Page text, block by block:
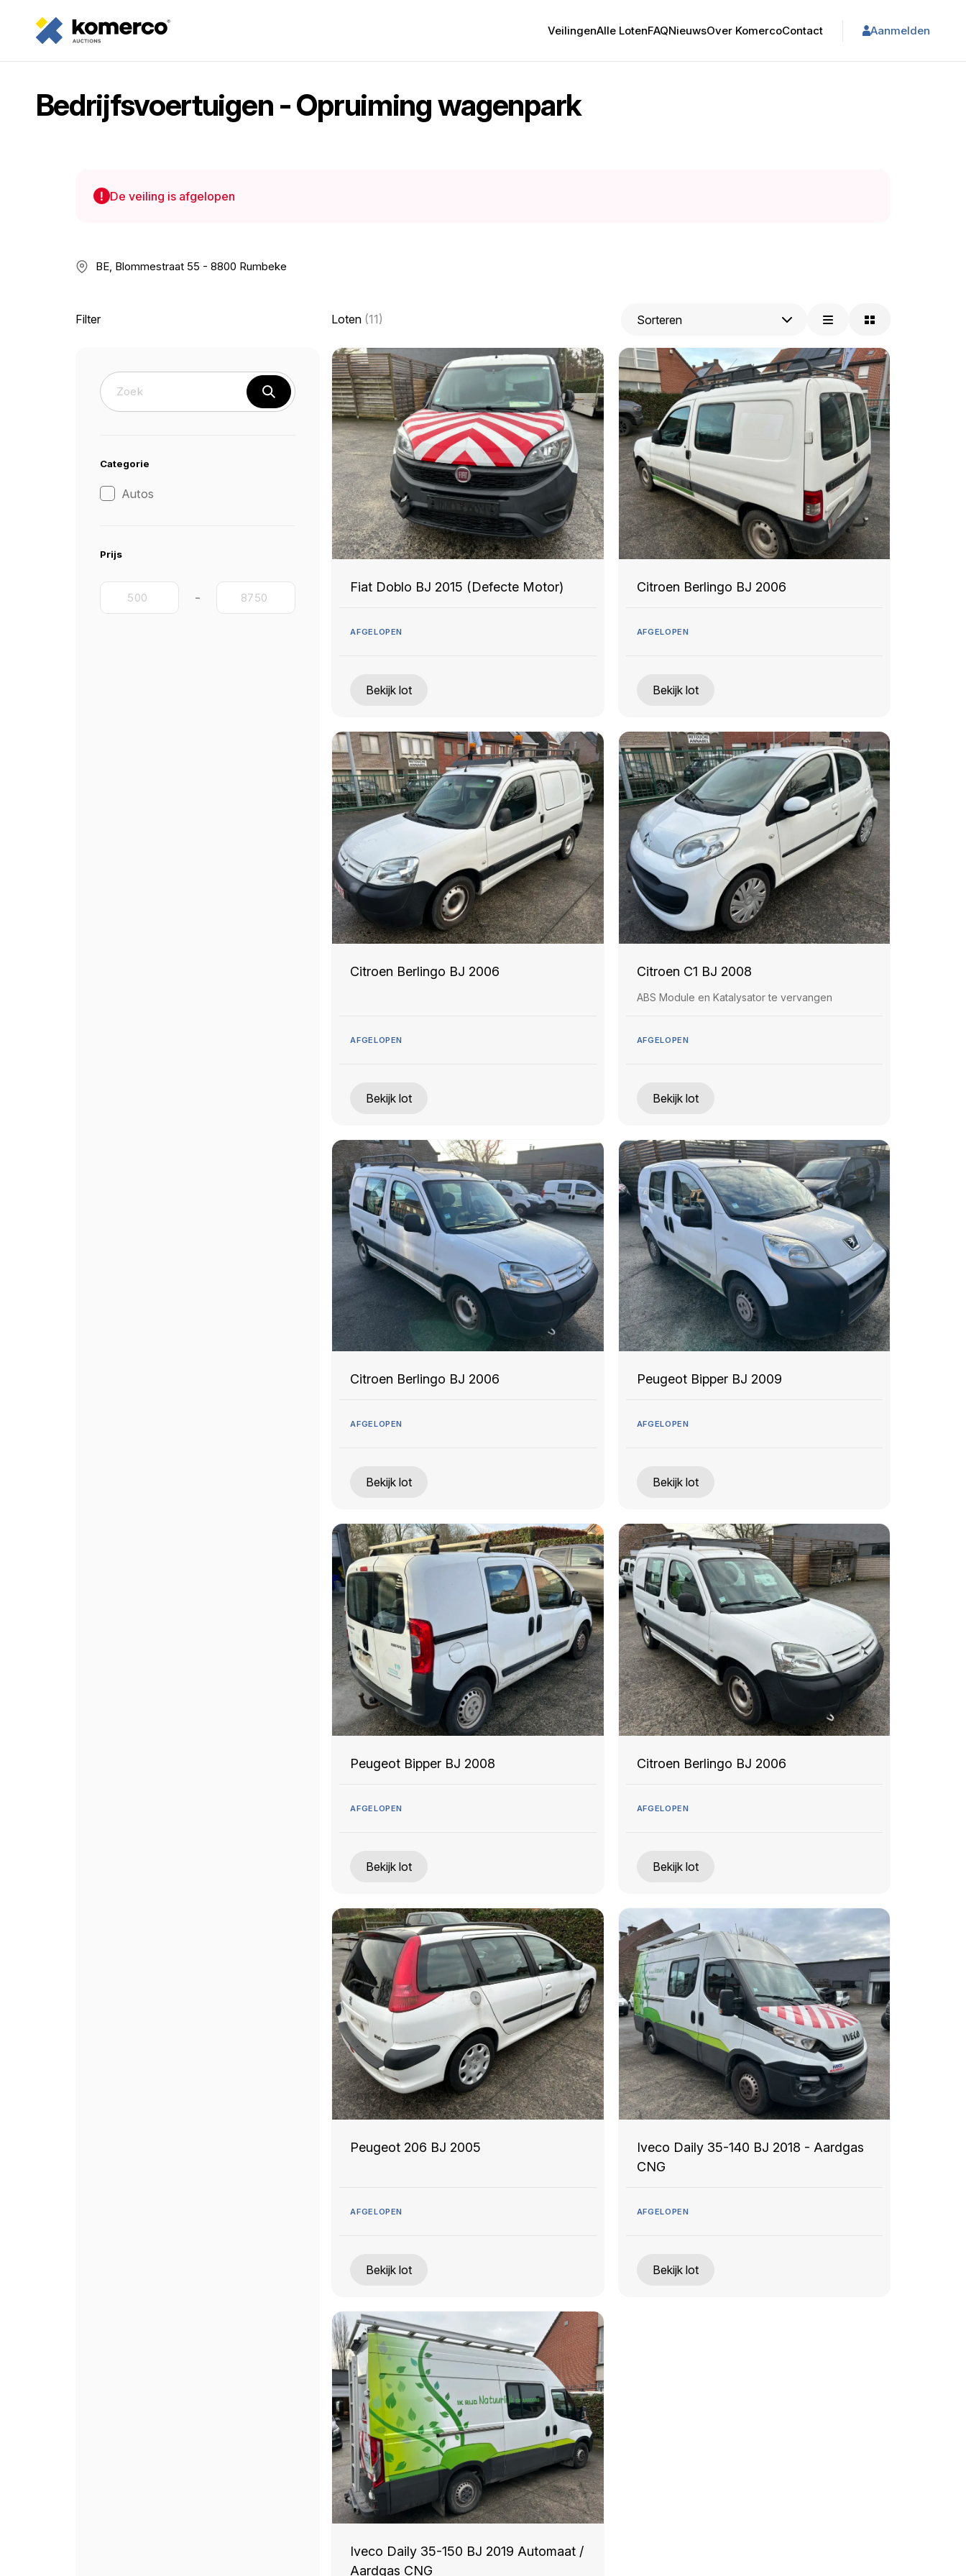
VeilingenAlle LotenFAQNieuwsOver KomercoContact Aanmelden
Bedrijfsvoertuigen - Opruiming wagenpark
De veiling is afgelopen
BE, Blommestraat 55 - 8800 Rumbeke
Filter
Categorie
Autos
Prijs
-
Loten (11)
Fiat Doblo BJ 2015 (Defecte Motor)
AFGELOPEN
Bekijk lot
Citroen Berlingo BJ 2006
AFGELOPEN
Bekijk lot
Citroen Berlingo BJ 2006
AFGELOPEN
Bekijk lot
Citroen C1 BJ 2008
ABS Module en Katalysator te vervangen
AFGELOPEN
Bekijk lot
Citroen Berlingo BJ 2006
AFGELOPEN
Bekijk lot
Peugeot Bipper BJ 2009
AFGELOPEN
Bekijk lot
Peugeot Bipper BJ 2008
AFGELOPEN
Bekijk lot
Citroen Berlingo BJ 2006
AFGELOPEN
Bekijk lot
Peugeot 206 BJ 2005
AFGELOPEN
Bekijk lot
Iveco Daily 35-140 BJ 2018 - Aardgas
CNG
AFGELOPEN
Bekijk lot
Iveco Daily 35-150 BJ 2019 Automaat /
Aardgas CNG